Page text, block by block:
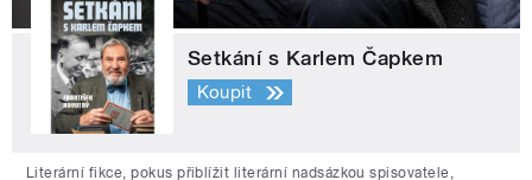
Setkání s Karlem Čapkem
Koupit
Literární fikce, pokus přiblížit literární nadsázkou spisovatele,